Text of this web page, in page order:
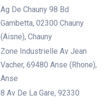
Ag De Chauny 98 Bd
Gambetta, 02300 Chauny
(Aisne), Chauny
Zone Industrielle Av Jean
Vacher, 69480 Anse (Rhone),
Anse
8 Av De La Gare, 92330